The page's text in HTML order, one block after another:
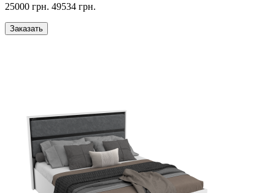
25000 грн. 49534 грн.
Заказать